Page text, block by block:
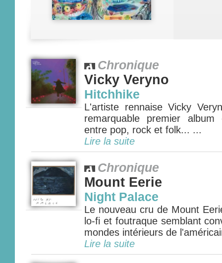
Chronique
Vicky Veryno
Hitchhike
L'artiste rennaise Vicky
remarquable premier
entre pop, rock et folk... ...
Lire la suite
Chronique
Mount Eerie
Night Palace
Le nouveau cru de Mount
lo-fi et foutraque semblant
mondes intérieurs de
Lire la suite